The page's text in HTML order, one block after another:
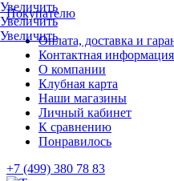
Покупателю
Оплата, доставка и
Контактная информация
О компании
Клубная карта
Наши магазины
Личный кабинет
К сравнению
Понравилось
+7 (499) 380 78 83
Увеличить
Увеличить
Увеличить